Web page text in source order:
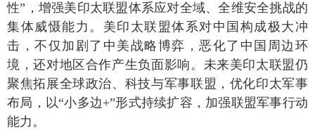
性”，增强美印太联盟体系应对全域、全维安全挑战的
集体威慑能力。美印太联盟体系对中国构成极大冲
击，不仅加剧了中美战略博弈，恶化了中国周边环
境，还对地区合作产生负面影响。未来美印太联盟仍
聚焦拓展全球政治、科技与军事联盟，优化印太军事
布局，以“小多边+”形式持续扩容，加强联盟军事行动
能力。